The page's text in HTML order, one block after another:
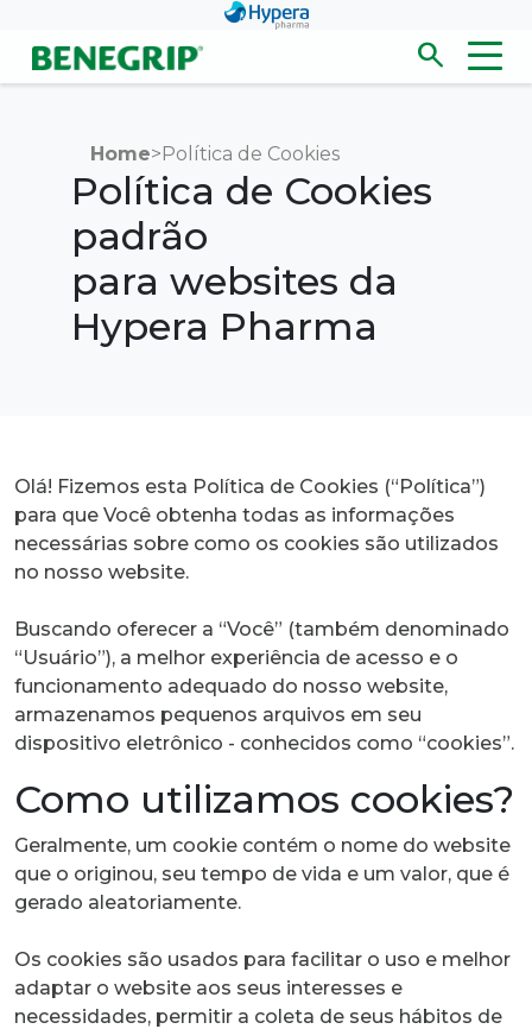
Pular para conteúdo principal
search
Abrir/
Home>Política de Cookies
Política de Cookies
padrão
para websites da
Hypera Pharma
Olá! Fizemos esta Política de Cookies (“Política”)
para que Você obtenha todas as informações
necessárias sobre como os cookies são utilizados
no nosso website.
Buscando oferecer a “Você” (também denominado
“Usuário”), a melhor experiência de acesso e o
funcionamento adequado do nosso website,
armazenamos pequenos arquivos em seu
dispositivo eletrônico - conhecidos como “cookies”.
Como utilizamos cookies?
Geralmente, um cookie contém o nome do website
que o originou, seu tempo de vida e um valor, que é
gerado aleatoriamente.
Os cookies são usados para facilitar o uso e melhor
adaptar o website aos seus interesses e
necessidades, permitir a coleta de seus hábitos de